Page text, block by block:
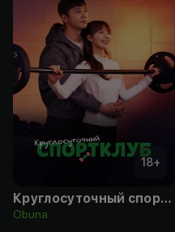
18+
Круглосуточный спортклуб
Obuna